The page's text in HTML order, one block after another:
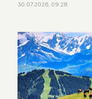
30.07.2026, 09:28